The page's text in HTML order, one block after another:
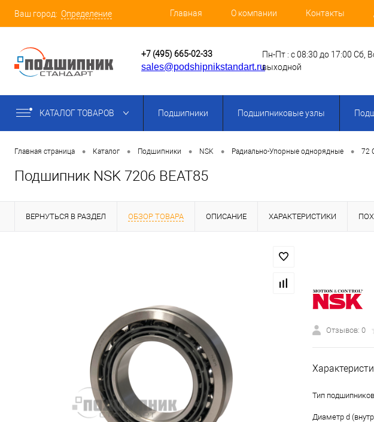
Ваш город: Определение Главная О компании Контакты
+7 (495) 665-02-33
sales@podshipnikstandart.ru
Пн-Пт : с 08:30 до 17:00 Сб,
выходной
КАТАЛОГ ТОВАРОВ Подшипники Подшипниковые узлы
Главная страница • Каталог • Подшипники • NSK • Радиально-Упорные однорядные • 72
Подшипник NSK 7206 BEAT85
ВЕРНУТЬСЯ В РАЗДЕЛ ОБЗОР ТОВАРА ОПИСАНИЕ ХАРАКТЕРИСТИКИ
Отзывов: 0
Тип подшипников
Диаметр d